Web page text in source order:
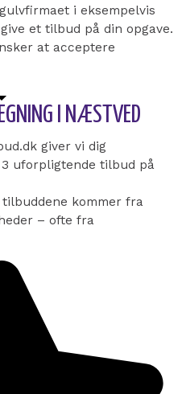
i eksempelvis
et tilbud på din opgave.
at acceptere
I NÆSTVED
giver vi dig
uforpligtende tilbud på
kommer fra
– ofte fra